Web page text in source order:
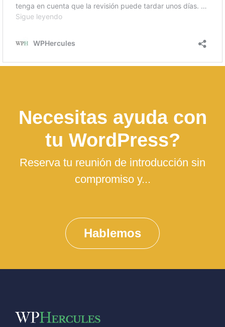
Necesitas ayuda con
tu WordPress?
Reserva tu reunión de introducción sin
compromiso y...
Hablemos